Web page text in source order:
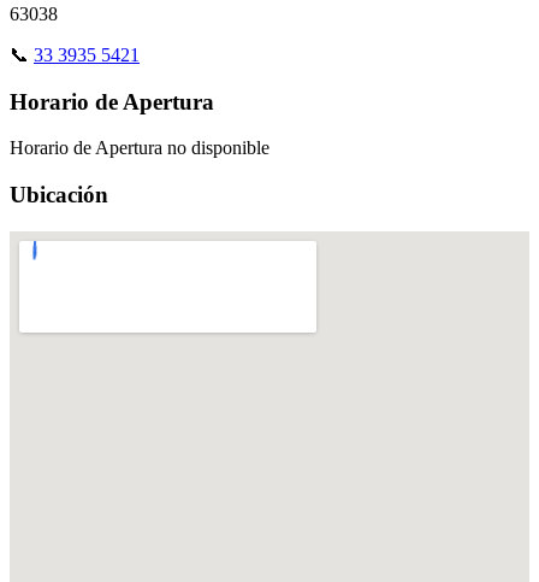
63038
📞 33 3935 5421
Horario de Apertura
Horario de Apertura no disponible
Ubicación